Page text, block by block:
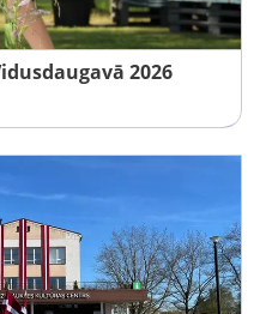
2026